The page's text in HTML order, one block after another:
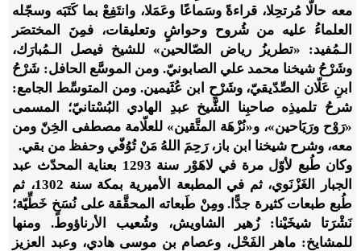
معه حالًّا مُرتحِلا، قراءةً وسَماعًا وعَمَلا، وانتَفِعْ بما كَتَبَه وسجّله
العلماءُ عليه من شُروح وحواشٍ وتعليقات، فمِنَ المختصَر
الـمُفيد: «تطريزُ رياض الصّالحين» للشيخ فيصل الـمُبارَك،
وشَرْحُ شيخنا محمد علي الصابونيّ. ومن الموسَّع الحافل: شَرْحُ
ابنِ عَلّان الصِّدّيقيّ، وشَرْحِ ابن عُثَيمين. ومن المتوسِّط الجامع:
شرحُ تلميذِه صاحبِنا الشَّيخ عبدِ الهادي البُسْتانيّ؛ المسمى
«رَوْح ورَيَاحين»، و«نُزْهَة المتَّقين» للعلّامة مصطفى الخِنّ ومن
معه، وشرح شيخنا ابن باز، رَحِمَ اللهُ مَنْ تُوُفّي وحفظ من بقي.
وكان طُبع لأوّل مرة في لاهَوْر سنة 1293 بعناية المحدّث عبد
الجبار الغَزْنَوي، ثم في المطبعة الأميرية بمكة سنة 1302، ثم
طُبع طبعات كثيرة جدًّا. ومِنْ طَبعاته المحقَّقة على نُسَخٍ خَطِّيّة؛
نَشْرَتا شيخَيْنا: زُهير الشاويش، وشُعيب الأرناؤوط. ومنها
للمشايخ: ماهر الفَحْل، وعصام بن موسى هادي، وعبد العزيز